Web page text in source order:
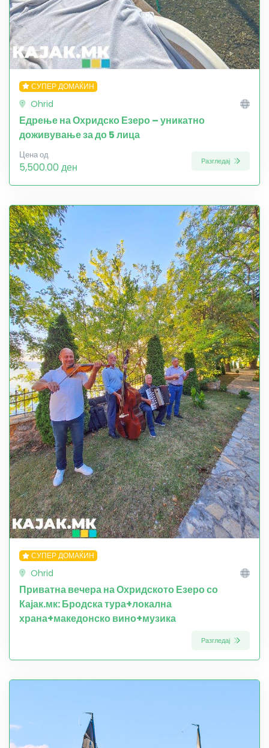
СУПЕР ДОМАЌИН
Ohrid
Едрење на Охридско Езеро – уникатно
доживување за до 5 лица
Цена од
5,500.00 ден Разгледај
СУПЕР ДОМАЌИН
Ohrid
Приватна вечера на Охридското Езеро со
Кајак.мк: Бродска тура+локална
храна+македонско вино+музика
Разгледај